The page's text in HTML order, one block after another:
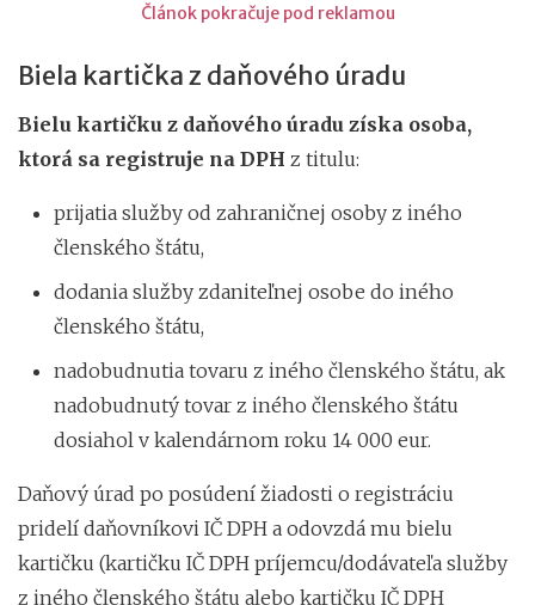
Článok pokračuje pod reklamou
Biela kartička z daňového úradu
Bielu kartičku z daňového úradu získa osoba,
ktorá sa registruje na DPH z titulu:
prijatia služby od zahraničnej osoby z iného
členského štátu,
dodania služby zdaniteľnej osobe do iného
členského štátu,
nadobudnutia tovaru z iného členského štátu, ak
nadobudnutý tovar z iného členského štátu
dosiahol v kalendárnom roku 14 000 eur.
Daňový úrad po posúdení žiadosti o registráciu
pridelí daňovníkovi IČ DPH a odovzdá mu bielu
kartičku (kartičku IČ DPH príjemcu/dodávateľa služby
z iného členského štátu alebo kartičku IČ DPH